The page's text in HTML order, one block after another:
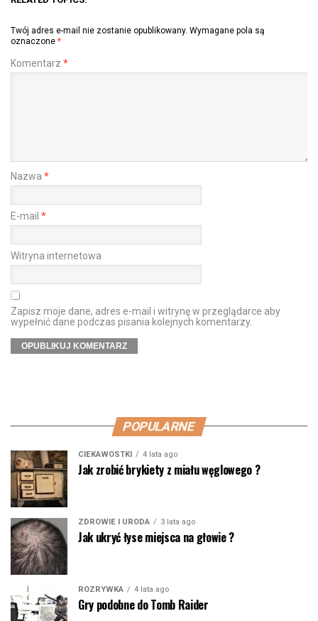
Twój adres e-mail nie zostanie opublikowany. Wymagane pola są
oznaczone *
Komentarz *
Nazwa *
E-mail *
Witryna internetowa
Zapisz moje dane, adres e-mail i witrynę w przeglądarce aby
wypełnić dane podczas pisania kolejnych komentarzy.
POPULARNE
CIEKAWOSTKI 4 lata ago
Jak zrobić brykiety z miału węglowego ?
ZDROWIE I URODA 3 lata ago
Jak ukryć łyse miejsca na głowie ?
ROZRYWKA 4 lata ago
Gry podobne do Tomb Raider